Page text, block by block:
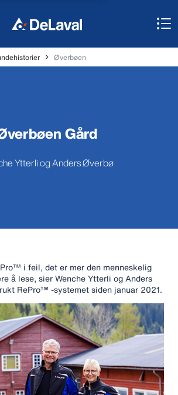
Øverbøen
Gård
Ytterli og Anders Øverbø
i feil, det er mer den menneskelig
å lese, sier Wenche Ytterli og Anders
RePro™ -systemet siden januar 2021.